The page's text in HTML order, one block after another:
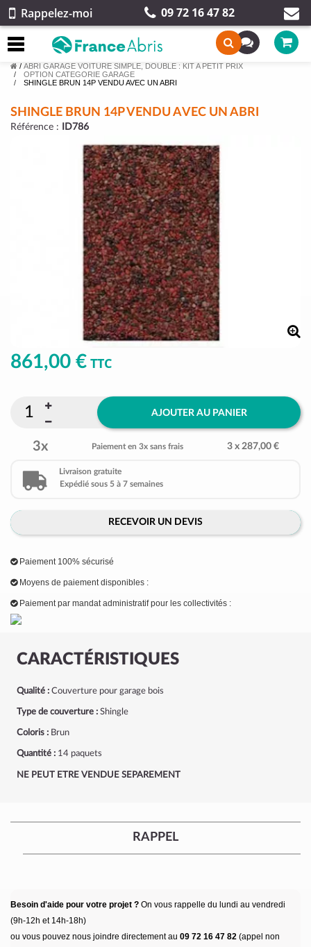
Rappelez-moi 09 72 16 47 82
/ ABRI GARAGE VOITURE SIMPLE, DOUBLE : KIT A PETIT PRIX
OPTION CATEGORIE GARAGE
SHINGLE BRUN 14P VENDU AVEC UN ABRI
SHINGLE BRUN 14P VENDU AVEC UN ABRI
Référence : ID786
CARACTÉRISTIQUES
Qualité : Couverture pour garage bois
Type de couverture : Shingle
Coloris : Brun
Quantité : 14 paquets
NE PEUT ETRE VENDUE SEPAREMENT
861,00 € TTC
AJOUTER AU PANIER
3x Paiement en 3x sans frais 3 x 287,00 €
Livraison gratuite
Expédié sous 5 à 7 semaines
RECEVOIR UN DEVIS
Paiement 100% sécurisé
Moyens de paiement disponibles :
Paiement par mandat administratif pour les collectivités :
RAPPEL
Besoin d'aide pour votre projet ? On vous rappelle du lundi au vendredi
(9h-12h et 14h-18h)
ou vous pouvez nous joindre directement au 09 72 16 47 82 (appel non